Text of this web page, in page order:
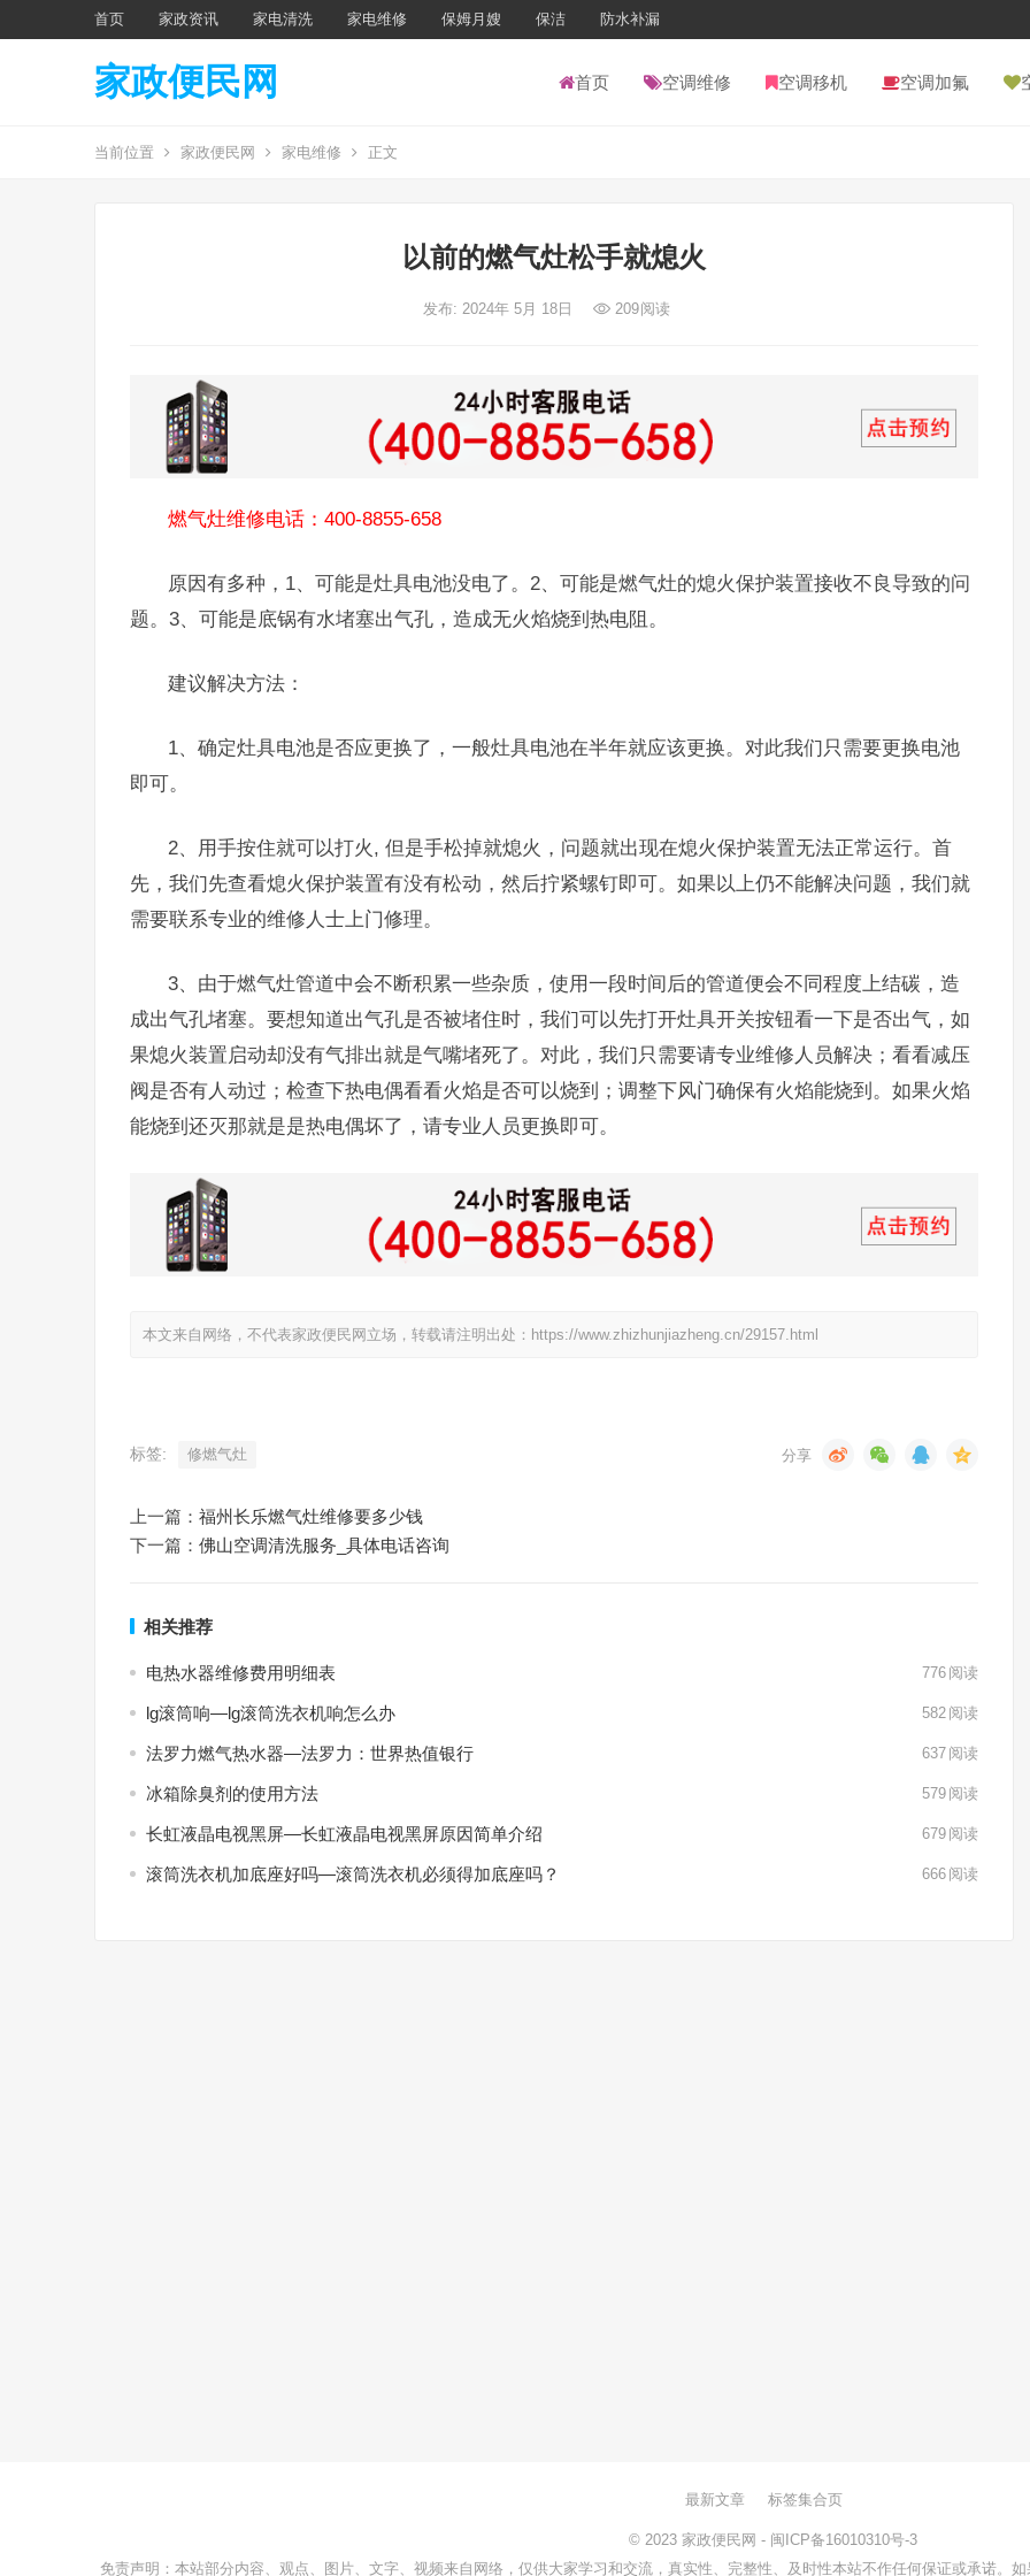
首页 家政资讯 家电清洗 家电维修 保姆月嫂 保洁 防水补漏
家政便民网 首页 空调维修 空调移机 空调加氟
当前位置 家政便民网 家电维修 正文
以前的燃气灶松手就熄火
发布: 2024年 5月 18日 209阅读
燃气灶维修电话：400-8855-658
原因有多种，1、可能是灶具电池没电了。2、可能是燃气灶的熄火保护装置接收不良导致的问
题。3、可能是底锅有水堵塞出气孔，造成无火焰烧到热电阻。
建议解决方法：
1、确定灶具电池是否应更换了，一般灶具电池在半年就应该更换。对此我们只需要更换电池
即可。
2、用手按住就可以打火, 但是手松掉就熄火，问题就出现在熄火保护装置无法正常运行。首
先，我们先查看熄火保护装置有没有松动，然后拧紧螺钉即可。如果以上仍不能解决问题，我们就
需要联系专业的维修人士上门修理。
3、由于燃气灶管道中会不断积累一些杂质，使用一段时间后的管道便会不同程度上结碳，造
成出气孔堵塞。要想知道出气孔是否被堵住时，我们可以先打开灶具开关按钮看一下是否出气，如
果熄火装置启动却没有气排出就是气嘴堵死了。对此，我们只需要请专业维修人员解决；看看减压
阀是否有人动过；检查下热电偶看看火焰是否可以烧到；调整下风门确保有火焰能烧到。如果火焰
能烧到还灭那就是是热电偶坏了，请专业人员更换即可。
本文来自网络，不代表家政便民网立场，转载请注明出处：https://www.zhizhunjiazheng.cn/29157.html
标签: 修燃气灶
上一篇： 福州长乐燃气灶维修要多少钱
下一篇： 佛山空调清洗服务_具体电话咨询
相关推荐
电热水器维修费用明细表 776 阅读
lg滚筒响—lg滚筒洗衣机响怎么办 582 阅读
法罗力燃气热水器—法罗力：世界热值银行 637 阅读
冰箱除臭剂的使用方法 579 阅读
长虹液晶电视黑屏—长虹液晶电视黑屏原因简单介绍 679 阅读
滚筒洗衣机加底座好吗—滚筒洗衣机必须得加底座吗？ 666 阅读
最新文章 标签集合页
© 2023 家政便民网 - 闽ICP备16010310号-3
免责声明：本站部分内容、观点、图片、文字、视频来自网络，仅供大家学习和交流，真实性、完整性、及时性本站不作任何保证或承诺。